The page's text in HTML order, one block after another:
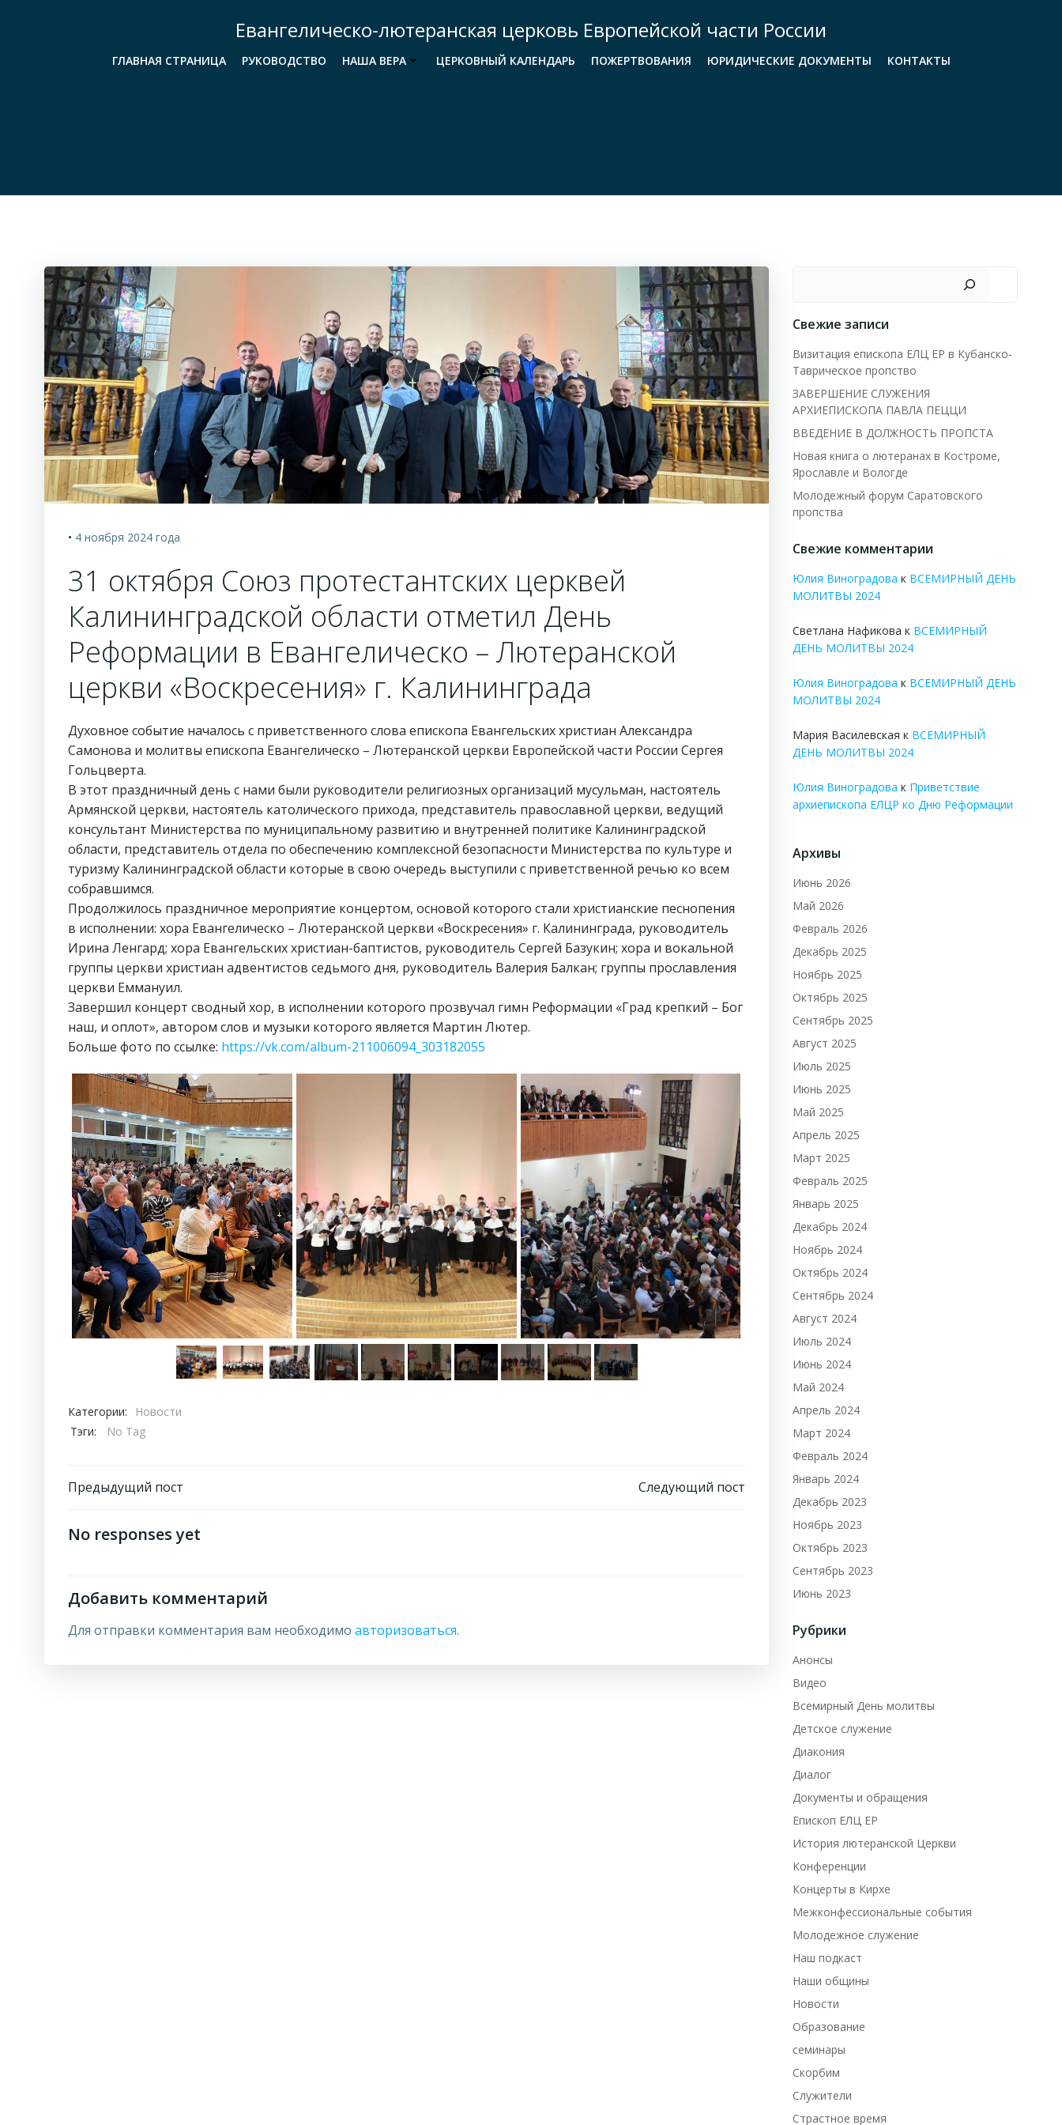
Евангелическо-лютеранская церковь Европейской части России
ГЛАВНАЯ СТРАНИЦА РУКОВОДСТВО НАША ВЕРА ЦЕРКОВНЫЙ КАЛЕНДАРЬ ПОЖЕРТВОВАНИЯ ЮРИДИЧЕСКИЕ ДОКУМЕНТЫ КОНТАКТЫ
• 4 ноября 2024 года
31 октября Союз протестантских церквей
Калининградской области отметил День
Реформации в Евангелическо – Лютеранской
церкви «Воскресения» г. Калининграда
Духовное событие началось с приветственного слова епископа Евангельских христиан Александра
Самонова и молитвы епископа Евангелическо – Лютеранской церкви Европейской части России Сергея
Гольцверта.
В этот праздничный день с нами были руководители религиозных организаций мусульман, настоятель
Армянской церкви, настоятель католического прихода, представитель православной церкви, ведущий
консультант Министерства по муниципальному развитию и внутренней политике Калининградской
области, представитель отдела по обеспечению комплексной безопасности Министерства по культуре и
туризму Калининградской области которые в свою очередь выступили с приветственной речью ко всем
собравшимся.
Продолжилось праздничное мероприятие концертом, основой которого стали христианские песнопения
в исполнении: хора Евангелическо – Лютеранской церкви «Воскресения» г. Калининграда, руководитель
Ирина Ленгард; хора Евангельских христиан-баптистов, руководитель Сергей Базукин; хора и вокальной
группы церкви христиан адвентистов седьмого дня, руководитель Валерия Балкан; группы прославления
церкви Еммануил.
Завершил концерт сводный хор, в исполнении которого прозвучал гимн Реформации «Град крепкий – Бог
наш, и оплот», автором слов и музыки которого является Мартин Лютер.
Больше фото по ссылке: https://vk.com/album-211006094_303182055
Категории:
Новости
Тэги:
No Tag
Навигация
по
Предыдущий пост Следующий пост
No responses yet
Добавить комментарий
Для отправки комментария вам необходимо авторизоваться.
Свежие записи
Визитация епископа ЕЛЦ ЕР в Кубанско-
Таврическое пропство
ЗАВЕРШЕНИЕ СЛУЖЕНИЯ
АРХИЕПИСКОПА ПАВЛА ПЕЦЦИ
ВВЕДЕНИЕ В ДОЛЖНОСТЬ ПРОПСТА
Новая книга о лютеранах в Костроме,
Ярославле и Вологде
Молодежный форум Саратовского
пропства
Свежие комментарии
Юлия Виноградова к ВСЕМИРНЫЙ ДЕНЬ
МОЛИТВЫ 2024
Светлана Нафикова к ВСЕМИРНЫЙ
ДЕНЬ МОЛИТВЫ 2024
Юлия Виноградова к ВСЕМИРНЫЙ ДЕНЬ
МОЛИТВЫ 2024
Мария Василевская к ВСЕМИРНЫЙ
ДЕНЬ МОЛИТВЫ 2024
Юлия Виноградова к Приветствие
архиепископа ЕЛЦР ко Дню Реформации
Архивы
Июнь 2026
Май 2026
Февраль 2026
Декабрь 2025
Ноябрь 2025
Октябрь 2025
Сентябрь 2025
Август 2025
Июль 2025
Июнь 2025
Май 2025
Апрель 2025
Март 2025
Февраль 2025
Январь 2025
Декабрь 2024
Ноябрь 2024
Октябрь 2024
Сентябрь 2024
Август 2024
Июль 2024
Июнь 2024
Май 2024
Апрель 2024
Март 2024
Февраль 2024
Январь 2024
Декабрь 2023
Ноябрь 2023
Октябрь 2023
Сентябрь 2023
Июнь 2023
Рубрики
Анонсы
Видео
Всемирный День молитвы
Детское служение
Диакония
Диалог
Документы и обращения
Епископ ЕЛЦ ЕР
История лютеранской Церкви
Конференции
Концерты в Кирхе
Межконфессиональные события
Молодежное служение
Наш подкаст
Наши общины
Новости
Образование
семинары
Скорбим
Служители
Страстное время